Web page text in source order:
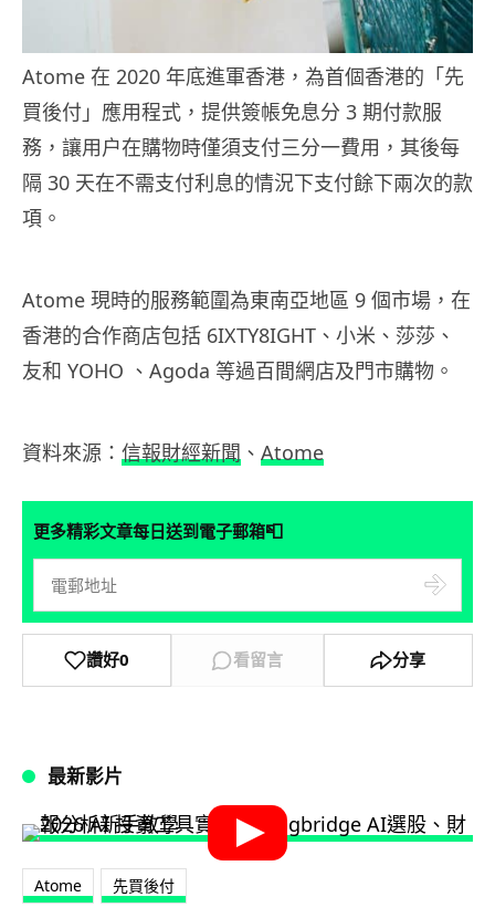
Atome 在 2020 年底進軍香港，為首個香港的「先
買後付」應用程式，提供簽帳免息分 3 期付款服
務，讓用户在購物時僅須支付三分一費用，其後每
隔 30 天在不需支付利息的情況下支付餘下兩次的款
項。
Atome 現時的服務範圍為東南亞地區 9 個市場，在
香港的合作商店包括 6IXTY8IGHT、小米、莎莎、
友和 YOHO 、Agoda 等過百間網店及門市購物。
資料來源： 信報財經新聞 、 Atome
更多精彩文章每日送到電子郵箱📮
讚好0 看留言 分享
最新影片
Atome 先買後付